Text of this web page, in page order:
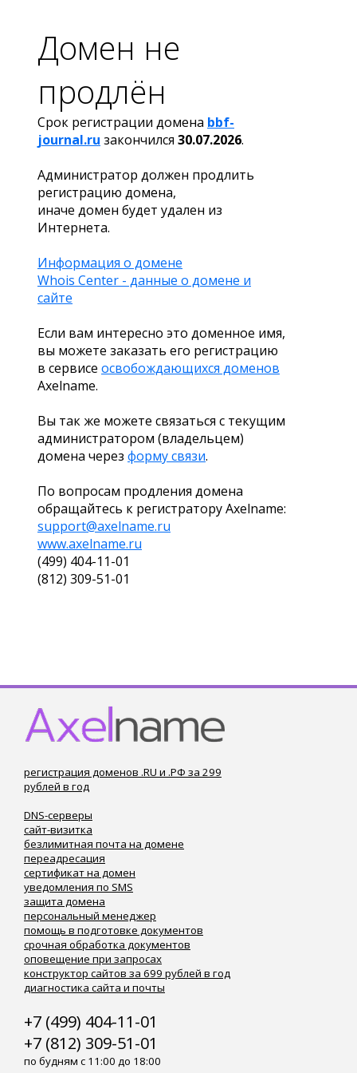
Домен не
продлён
Срок регистрации домена bbf-
journal.ru закончился 30.07.2026.
Администратор должен продлить
регистрацию домена,
иначе домен будет удален из
Интернета.
Информация о домене
Whois Center - данные о домене и
сайте
Если вам интересно это доменное имя,
вы можете заказать его регистрацию
в сервисе освобождающихся доменов
Axelname.
Вы так же можете связаться с текущим
администратором (владельцем)
домена через форму связи.
По вопросам продления домена
обращайтесь к регистратору Axelname:
support@axelname.ru
www.axelname.ru
(499) 404-11-01
(812) 309-51-01
регистрация доменов .RU и .РФ за 299
рублей в год
DNS-серверы
сайт-визитка
безлимитная почта на домене
переадресация
сертификат на домен
уведомления по SMS
защита домена
персональный менеджер
помощь в подготовке документов
срочная обработка документов
оповещение при запросах
конструктор сайтов за 699 рублей в год
диагностика сайта и почты
+7 (499) 404-11-01
+7 (812) 309-51-01
по будням с 11:00 до 18:00